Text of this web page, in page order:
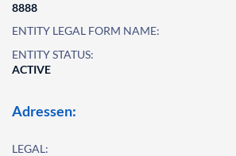
8888
ENTITY LEGAL FORM NAME:
ENTITY STATUS:
ACTIVE
Adressen:
LEGAL: